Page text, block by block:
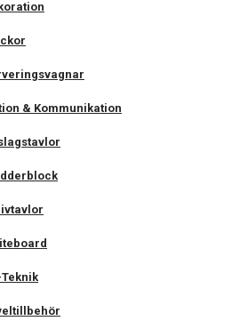
& Kommunikation
Teknik